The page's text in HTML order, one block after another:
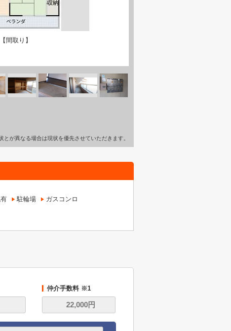
【間取り】
が異なる場合は現状を優先させていただきます。
駐輪場
ガスコンロ
仲介手数料 ※1